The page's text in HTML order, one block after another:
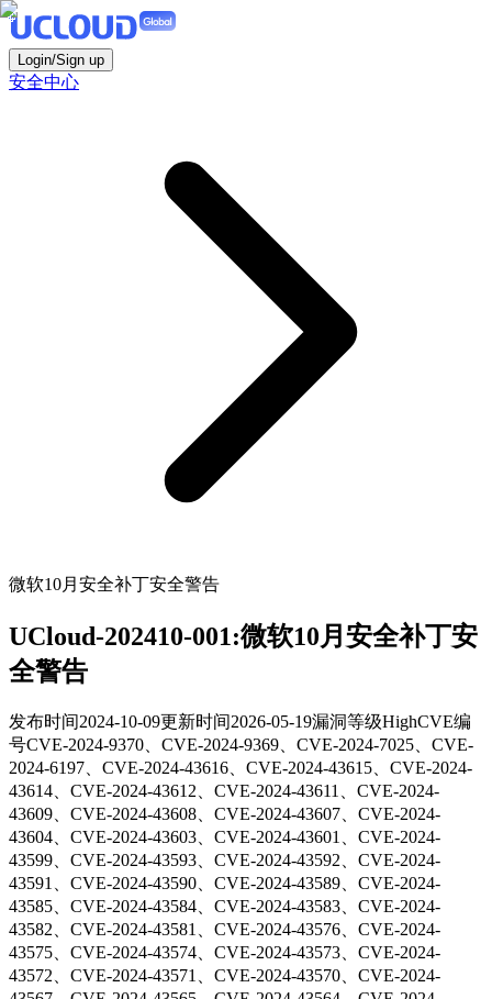
Login/Sign up
安全中心
微软10月安全补丁安全警告
UCloud-202410-001:微软10月安全补丁安
全警告
发布时间2024-10-09更新时间2026-05-19漏洞等级HighCVE编
号CVE-2024-9370、CVE-2024-9369、CVE-2024-7025、CVE-
2024-6197、CVE-2024-43616、CVE-2024-43615、CVE-2024-
43614、CVE-2024-43612、CVE-2024-43611、CVE-2024-
43609、CVE-2024-43608、CVE-2024-43607、CVE-2024-
43604、CVE-2024-43603、CVE-2024-43601、CVE-2024-
43599、CVE-2024-43593、CVE-2024-43592、CVE-2024-
43591、CVE-2024-43590、CVE-2024-43589、CVE-2024-
43585、CVE-2024-43584、CVE-2024-43583、CVE-2024-
43582、CVE-2024-43581、CVE-2024-43576、CVE-2024-
43575、CVE-2024-43574、CVE-2024-43573、CVE-2024-
43572、CVE-2024-43571、CVE-2024-43570、CVE-2024-